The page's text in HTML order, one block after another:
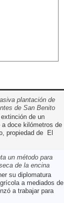
plantación de
de San Benito
de un
doce kilómetros de
propiedad de El
un método para
de la encina
su diplomatura
a mediados de
a trabajar para